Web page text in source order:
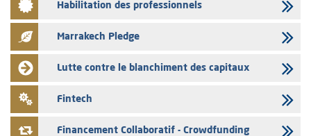
L’AMMC met sur son site internet les publications réalisées par les
émetteurs en date du 3 août 2026
03/08/2026
Liste des agréments et visas d'OPCVM accordés par l'AMMC pour le
mois de juillet 2026
03/08/2026
L' AMMC publie les indicateurs mensuels du marché des capitaux pour
le mois de Juin 2026
Habilitation des professionnels
Marrakech Pledge
Lutte contre le blanchiment des capitaux
Fintech
Financement Collaboratif - Crowdfunding